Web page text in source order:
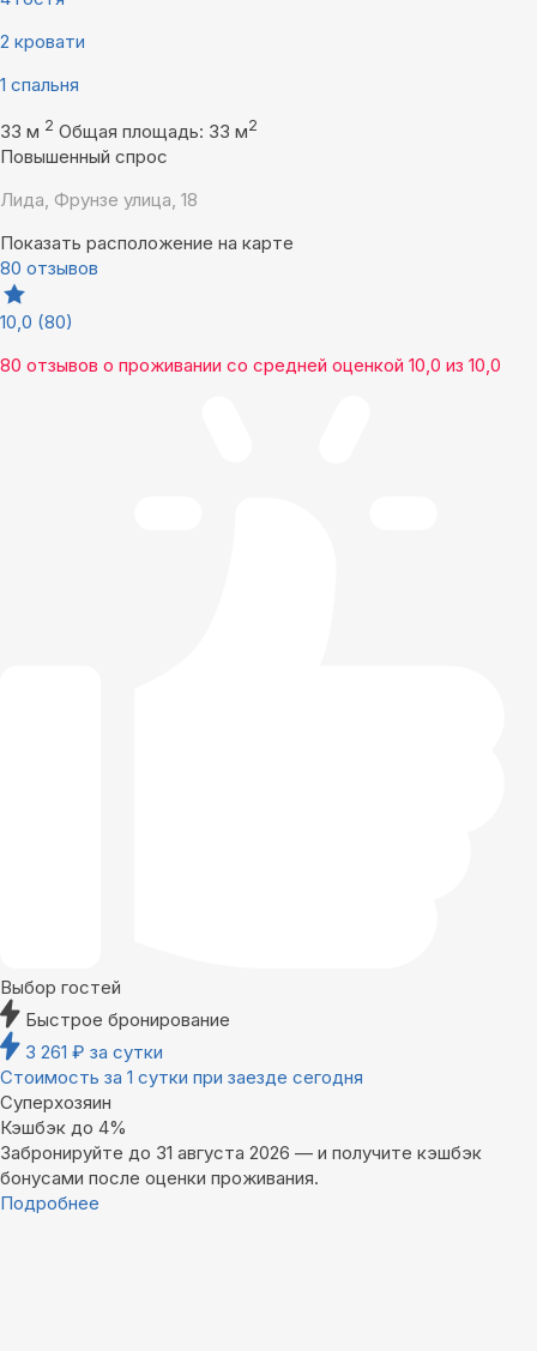
2 кровати
1 спальня
33 м 2 Общая площадь: 33 м2
Повышенный спрос
Лида, Фрунзе улица, 18
Показать расположение на карте
80 отзывов
10,0 (80)
80 отзывов о проживании со средней оценкой 10,0 из 10,0
Выбор гостей
Быстрое бронирование
3 261 ₽ за сутки
Стоимость за 1 сутки при заезде сегодня
Суперхозяин
Кэшбэк до 4%
Забронируйте до 31 августа 2026 — и получите кэшбэк
бонусами после оценки проживания.
Подробнее